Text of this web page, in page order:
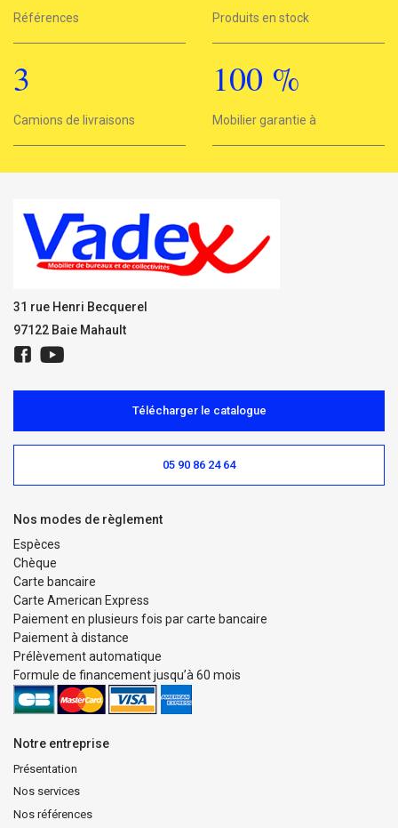
25000
Références 7550
Produits en stock
3
3
Camions de livraisons
100 %
Mobilier garantie à
31 rue Henri Becquerel
97122 Baie Mahault
Notre entreprise
Présentation
Nos services
Nos références
Télécharger le catalogue
05 90 86 24 64
Nos modes de règlement
Espèces
Chèque
Carte bancaire
Carte American Express
Paiement en plusieurs fois par carte bancaire
Paiement à distance
Prélèvement automatique
Formule de financement jusqu’à 60 mois